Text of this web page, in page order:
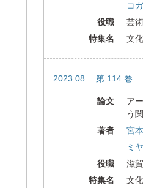
コ
役職
芸
特集名
文
2023.08 第 114 巻
論文
ア
う
著者
宮
ミ
役職
滋
特集名
文